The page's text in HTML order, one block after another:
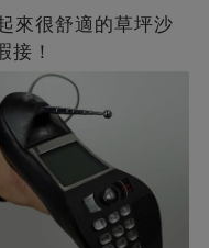
來很舒適的草坪沙
接！